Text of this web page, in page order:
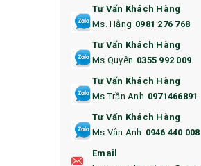
14. HỘP/VÍ ĐỰNG NAMECARD
15. BỘ BẤM MÓNG
16. BAO HỘ CHIẾU
18. ẤM CHÉN QUÀ TẶNG
Tư Vấn Khách Hàng
Ms. Hằng 0981 276 768
Tư Vấn Khách Hàng
Ms Quyên 0355 992 009
Tư Vấn Khách Hàng
Ms Trần Anh 0971466891
Tư Vấn Khách Hàng
Ms Vân Anh 0946 440 008
Email